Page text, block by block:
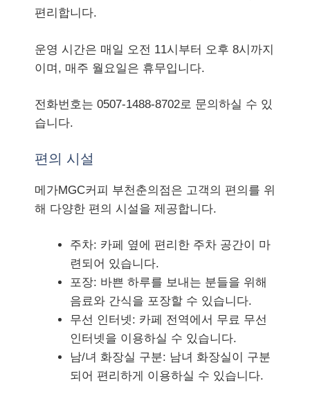
편리합니다.
운영 시간은 매일 오전 11시부터 오후 8시까지
이며, 매주 월요일은 휴무입니다.
전화번호는 0507-1488-8702로 문의하실 수 있
습니다.
편의 시설
메가MGC커피 부천춘의점은 고객의 편의를 위
해 다양한 편의 시설을 제공합니다.
주차: 카페 옆에 편리한 주차 공간이 마
련되어 있습니다.
포장: 바쁜 하루를 보내는 분들을 위해
음료와 간식을 포장할 수 있습니다.
무선 인터넷: 카페 전역에서 무료 무선
인터넷을 이용하실 수 있습니다.
남/녀 화장실 구분: 남녀 화장실이 구분
되어 편리하게 이용하실 수 있습니다.